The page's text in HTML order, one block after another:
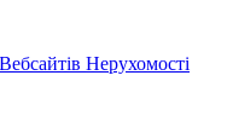
Нерухомості